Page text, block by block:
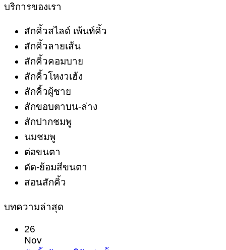
บริการของเรา
สักคิ้วสไลด์ เพ้นท์คิ้ว
สักคิ้วลายเส้น
สักคิ้วคอมบาย
สักคิ้วโหงวเฮ้ง
สักคิ้วผู้ชาย
สักขอบตาบน-ล่าง
สักปากชมพู
นมชมพู
ต่อขนตา
ดัด-ย้อมสีขนตา
สอนสักคิ้ว
บทความล่าสุด
26
Nov